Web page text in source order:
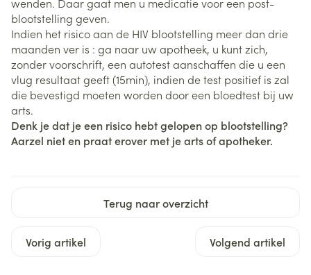
blootstelling geven.
Indien het risico aan de HIV blootstelling meer dan drie
maanden ver is : ga naar uw apotheek, u kunt zich,
zonder voorschrift, een autotest aanschaffen die u een
vlug resultaat geeft (15min), indien de test positief is zal
die bevestigd moeten worden door een bloedtest bij uw
arts.
Denk je dat je een risico hebt gelopen op blootstelling?
Aarzel niet en praat erover met je arts of apotheker.
Terug naar overzicht
Vorig artikel Volgend artikel